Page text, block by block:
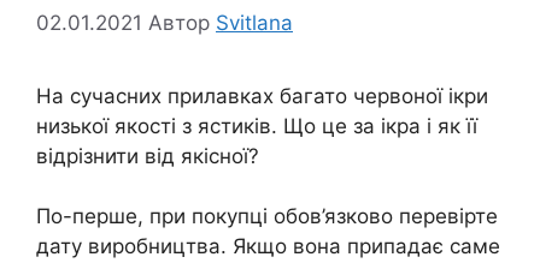
02.01.2021 Автор Svitlana
На сучасних прилавках багато червоної ікри
низької якості з ястиків. Що це за ікра і як її
відрізнити від якісної?
По-перше, при покупці обов’язково перевірте
дату виробництва. Якщо вона припадає саме